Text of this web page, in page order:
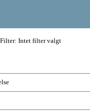
Filter: Intet filter valgt